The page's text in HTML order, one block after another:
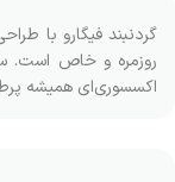
گردنبند فیگارو با
روزمره و خاص است.
اکسسوری‌ای همیشه